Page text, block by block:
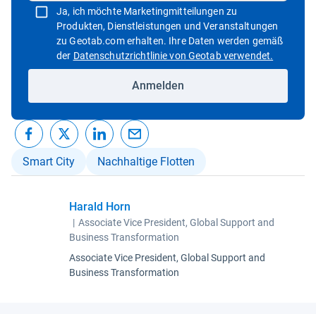
Ja, ich möchte Marketingmitteilungen zu
Produkten, Dienstleistungen und Veranstaltungen
zu Geotab.com erhalten. Ihre Daten werden gemäß
der Datenschutzrichtlinie von Geotab verwendet.
Anmelden
Smart City Nachhaltige Flotten
Harald Horn
| Associate Vice President, Global Support and
Business Transformation
Associate Vice President, Global Support and
Business Transformation